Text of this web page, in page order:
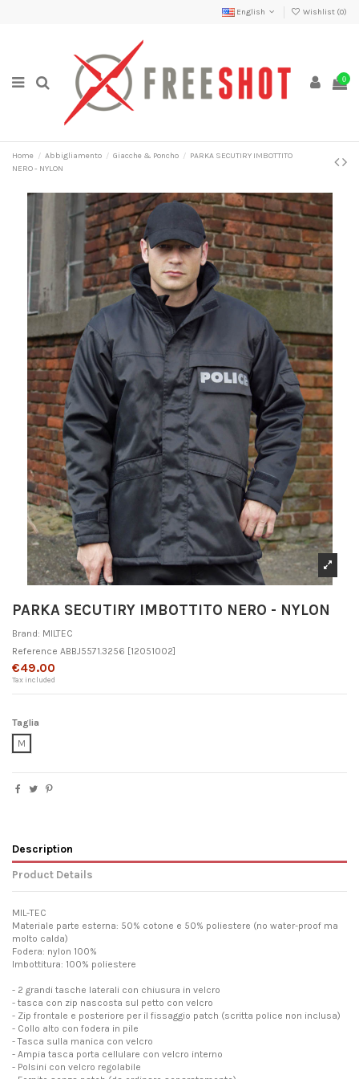
English Wishlist (0)
0
Home Abbigliamento Giacche & Poncho
PARKA SECUTIRY IMBOTTITO
NERO - NYLON
PARKA SECUTIRY IMBOTTITO NERO - NYLON
Brand: MILTEC
Reference ABBJ5571.3256 [12051002]
€49.00
Tax included
Taglia
M
Description
Product Details
MIL-TEC
Materiale parte esterna: 50% cotone e 50% poliestere (no water-proof ma
molto calda)
Fodera: nylon 100%
Imbottitura: 100% poliestere
- 2 grandi tasche laterali con chiusura in velcro
- tasca con zip nascosta sul petto con velcro
- Zip frontale e posteriore per il fissaggio patch (scritta police non inclusa)
- Collo alto con fodera in pile
- Tasca sulla manica con velcro
- Ampia tasca porta cellulare con velcro interno
- Polsini con velcro regolabile